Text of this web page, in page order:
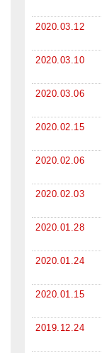
2020.03.12
2020.03.10
2020.03.06
2020.02.15
2020.02.06
2020.02.03
2020.01.28
2020.01.24
2020.01.15
2019.12.24